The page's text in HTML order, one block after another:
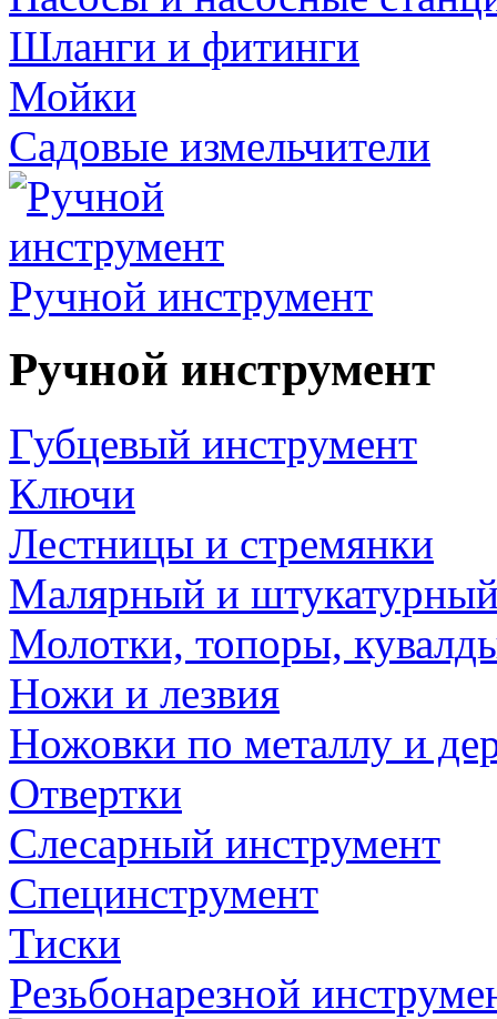
Шланги и фитинги
Мойки
Садовые измельчители
Ручной инструмент
Ручной инструмент
Губцевый инструмент
Ключи
Лестницы и стремянки
Малярный и
Молотки, топоры,
Ножи и лезвия
Ножовки по металлу и
Отвертки
Слесарный инструмент
Специнструмент
Тиски
Резьбонарезной